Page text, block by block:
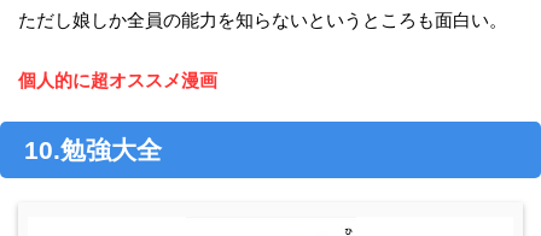
ただし娘しか全員の能力を知らないというところも面白い。
個人的に超オススメ漫画
10.勉強大全